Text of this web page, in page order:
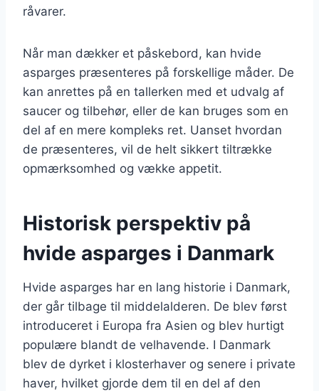
råvarer.
Når man dækker et påskebord, kan hvide
asparges præsenteres på forskellige måder. De
kan anrettes på en tallerken med et udvalg af
saucer og tilbehør, eller de kan bruges som en
del af en mere kompleks ret. Uanset hvordan
de præsenteres, vil de helt sikkert tiltrække
opmærksomhed og vække appetit.
Historisk perspektiv på
hvide asparges i Danmark
Hvide asparges har en lang historie i Danmark,
der går tilbage til middelalderen. De blev først
introduceret i Europa fra Asien og blev hurtigt
populære blandt de velhavende. I Danmark
blev de dyrket i klosterhaver og senere i private
haver, hvilket gjorde dem til en del af den